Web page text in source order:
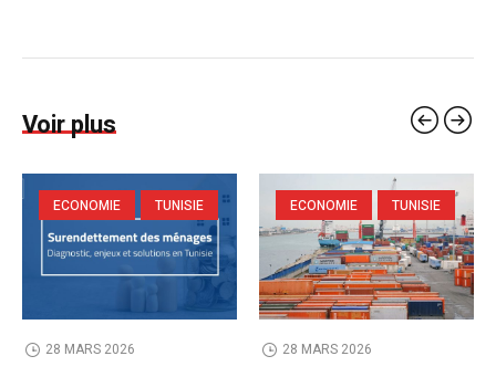
Voir plus
ECONOMIE TUNISIE
28 MARS 2026
ECONOMIE TUNISIE
28 MARS 2026